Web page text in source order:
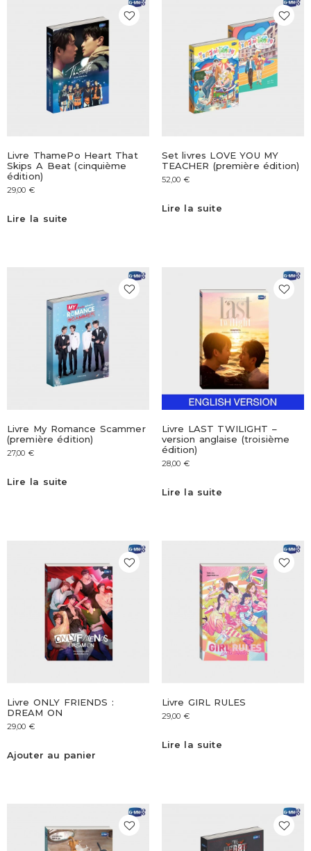
Livre ThamePo Heart That
Skips A Beat (cinquième
édition)
29,00 €
Lire la suite
Set livres LOVE YOU MY
TEACHER (première édition)
52,00 €
Lire la suite
Livre My Romance Scammer
(première édition)
27,00 €
Lire la suite
Livre LAST TWILIGHT –
version anglaise (troisième
édition)
28,00 €
Lire la suite
Livre ONLY FRIENDS :
DREAM ON
29,00 €
Ajouter au panier
Livre GIRL RULES
29,00 €
Lire la suite